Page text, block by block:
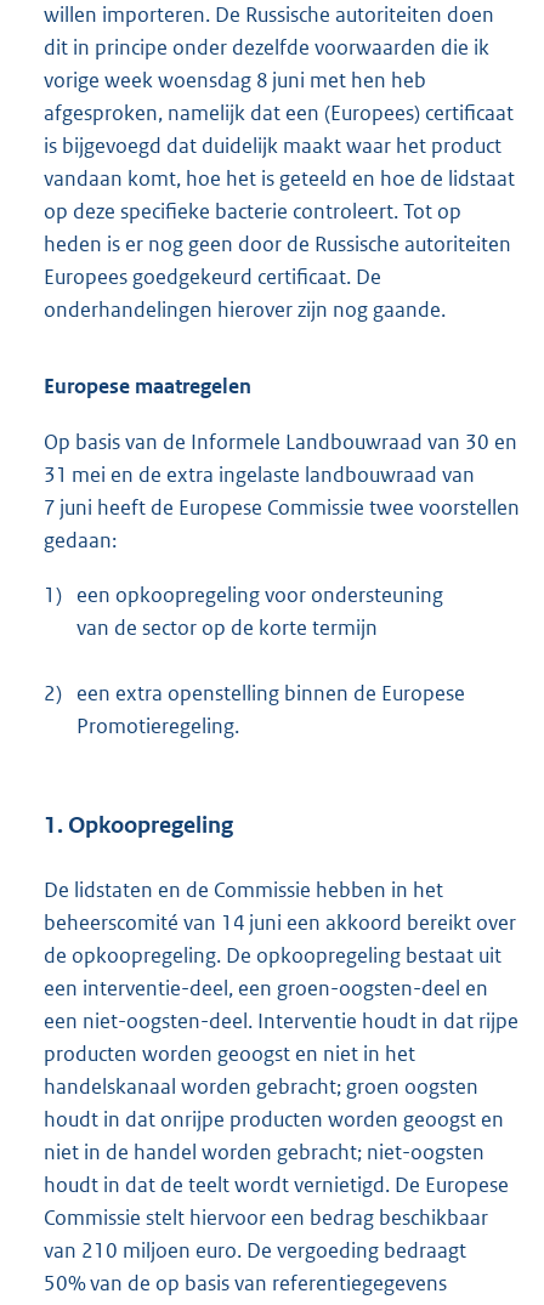
willen importeren. De Russische autoriteiten doen
dit in principe onder dezelfde voorwaarden die ik
vorige week woensdag 8 juni met hen heb
afgesproken, namelijk dat een (Europees) certificaat
is bijgevoegd dat duidelijk maakt waar het product
vandaan komt, hoe het is geteeld en hoe de lidstaat
op deze specifieke bacterie controleert. Tot op
heden is er nog geen door de Russische autoriteiten
Europees goedgekeurd certificaat. De
onderhandelingen hierover zijn nog gaande.
Europese maatregelen
Op basis van de Informele Landbouwraad van 30 en
31 mei en de extra ingelaste landbouwraad van
7 juni heeft de Europese Commissie twee voorstellen
gedaan:
1) een opkoopregeling voor ondersteuning
van de sector op de korte termijn
2) een extra openstelling binnen de Europese
Promotieregeling.
1. Opkoopregeling
De lidstaten en de Commissie hebben in het
beheerscomité van 14 juni een akkoord bereikt over
de opkoopregeling. De opkoopregeling bestaat uit
een interventie-deel, een groen-oogsten-deel en
een niet-oogsten-deel. Interventie houdt in dat rijpe
producten worden geoogst en niet in het
handelskanaal worden gebracht; groen oogsten
houdt in dat onrijpe producten worden geoogst en
niet in de handel worden gebracht; niet-oogsten
houdt in dat de teelt wordt vernietigd. De Europese
Commissie stelt hiervoor een bedrag beschikbaar
van 210 miljoen euro. De vergoeding bedraagt
50% van de op basis van referentiegegevens